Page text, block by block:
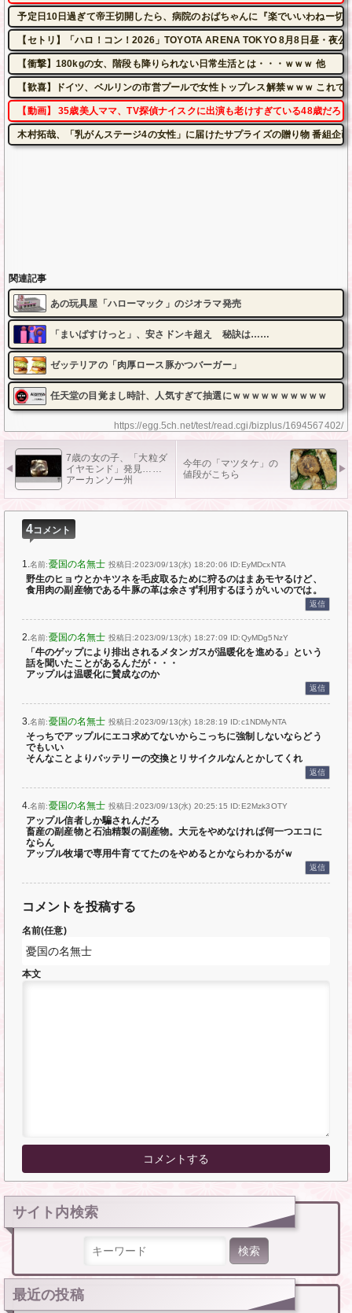
https://egg.5ch.net/test/read.cgi/bizplus/1694567402/
予定日10日過ぎて帝王切開したら、病院のおばちゃんに『楽でいいわねー切
【セトリ】「ハロ！コン！2026」TOYOTA ARENA TOKYO 8月8日昼・夜公
【衝撃】180kgの女、階段も降りられない日常生活とは・・・ｗｗｗ 他
【歓喜】ドイツ、ベルリンの市営プールで女性トップレス解禁ｗｗｗ これで
【動画】 35歳美人ママ、TV探偵ナイスクに出演も老けすぎている48歳だろ
木村拓哉、「乳がんステージ4の女性」に届けたサプライズの贈り物 番組企
関連記事
あの玩具屋「ハローマック」のジオラマ発売
「まいばすけっと」、安さドンキ超え 秘訣は……
ゼッテリアの「肉厚ロース豚かつバーガー」
任天堂の目覚まし時計、人気すぎて抽選にｗｗｗｗｗｗｗｗｗｗ
7歳の女の子、「大粒ダ
イヤモンド」発見……
アーカンソー州
今年の「マツタケ」の
値段がこちら
4コメント
1.名前:憂国の名無士 投稿日:2023/09/13(水) 18:20:06 ID:EyMDcxNTA
野生のヒョウとかキツネを毛皮取るために狩るのはまあモヤるけど、
食用肉の副産物である牛豚の革は余さず利用するほうがいいのでは。
返信
2.名前:憂国の名無士 投稿日:2023/09/13(水) 18:27:09 ID:QyMDg5NzY
「牛のゲップにより排出されるメタンガスが温暖化を進める」という
話を聞いたことがあるんだが・・・
アップルは温暖化に賛成なのか
返信
3.名前:憂国の名無士 投稿日:2023/09/13(水) 18:28:19 ID:c1NDMyNTA
そっちでアップルにエコ求めてないからこっちに強制しないならどう
でもいい
そんなことよりバッテリーの交換とリサイクルなんとかしてくれ
返信
4.名前:憂国の名無士 投稿日:2023/09/13(水) 20:25:15 ID:E2Mzk3OTY
アップル信者しか騙されんだろ
畜産の副産物と石油精製の副産物。大元をやめなければ何一つエコに
ならん
アップル牧場で専用牛育ててたのをやめるとかならわかるがｗ
返信
コメントを投稿する
名前(任意)
本文
サイト内検索
最近の投稿